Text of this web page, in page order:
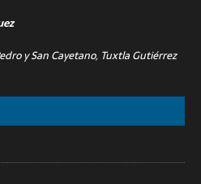
y San Cayetano, Tuxtla Gutiérrez